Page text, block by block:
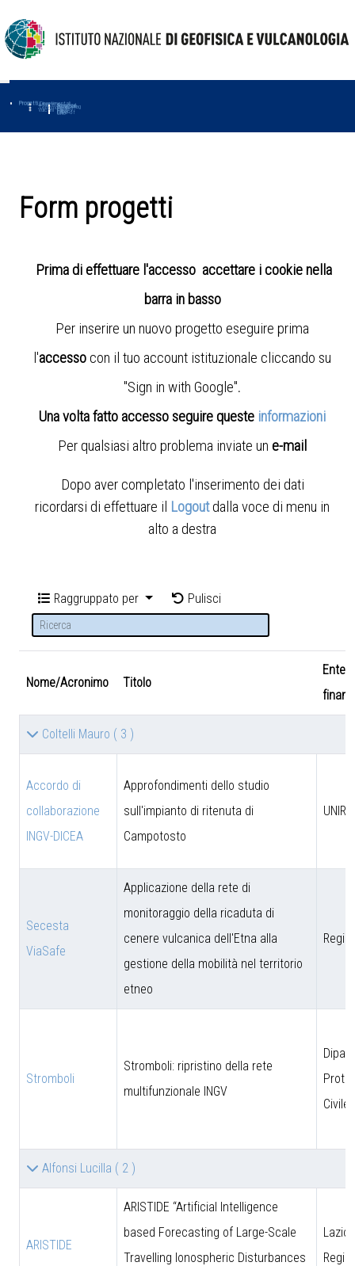
Progetti
Progetti Dipartimentali
AmbienteAmused
Macmap
Tropomag
TerremotiFurther
Muse
Vulcani First
Impact
Love-cf
Uno
Form progetti
Prima di effettuare l'accesso accettare i cookie nella
barra in basso
Per inserire un nuovo progetto eseguire prima
l'accesso con il tuo account istituzionale cliccando su
"Sign in with Google".
Una volta fatto accesso seguire queste informazioni
Per qualsiasi altro problema inviate un e-mail
Dopo aver completato l'inserimento dei dati
ricordarsi di effettuare il Logout dalla voce di menu in
alto a destra
Raggruppato per Pulisci
Nome/Acronimo Titolo
Ente
Coltelli Mauro ( 3 )
Accordo di
collaborazione
INGV-DICEA
Approfondimenti dello studio
sull'impianto di ritenuta di
Campotosto
Secesta
ViaSafe
Applicazione della rete di
monitoraggio della ricaduta di
cenere vulcanica dell'Etna alla
gestione della mobilità nel territorio
etneo
Stromboli
Stromboli: ripristino della rete
multifunzionale INGV
Civile
Alfonsi Lucilla ( 2 )
ARISTIDE
ARISTIDE “Artificial Intelligence
based Forecasting of Large-Scale
Travelling Ionospheric Disturbances
Lazio